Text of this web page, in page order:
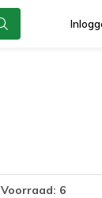
Voorraad: 6